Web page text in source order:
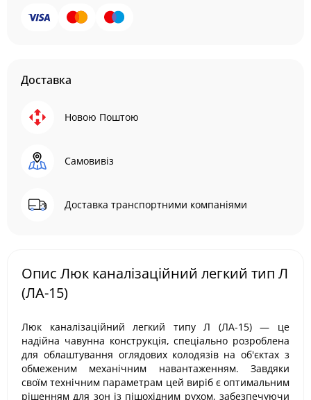
Доставка
Новою Поштою
Самовивіз
Доставка транспортними компаніями
Опис Люк каналізаційний легкий тип Л
(ЛА-15)
Люк каналізаційний легкий типу Л (ЛА-15) — це
надійна чавунна конструкція, спеціально розроблена
для облаштування оглядових колодязів на об'єктах з
обмеженим механічним навантаженням. Завдяки
своїм технічним параметрам цей виріб є оптимальним
рішенням для зон із пішохідним рухом, забезпечуючи